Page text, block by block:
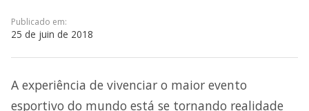
Publicado em:
25 de juin de 2018
A experiência de vivenciar o maior evento
esportivo do mundo está se tornando realidade